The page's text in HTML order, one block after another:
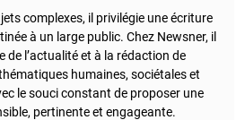
complexes, il privilégie une écriture
à un large public. Chez Newsner, il
de l’actualité et à la rédaction de
humaines, sociétales et
le souci constant de proposer une
pertinente et engageante.